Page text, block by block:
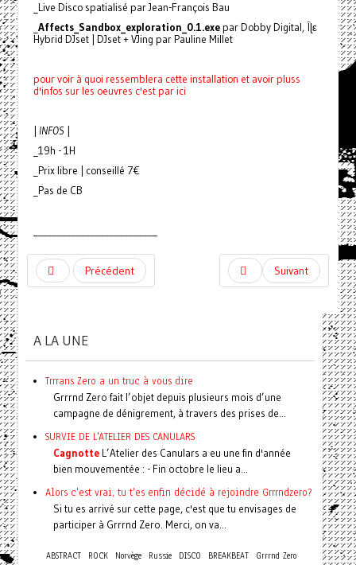
_Live Disco spatialisé par Jean-François Bau
Affects_Sandbox_exploration_0.1.exepar Dobby Digital, Îɭε
Hybrid DJset | DJset + VJing par Pauline Millet
pour voir à quoi ressemblera cette installation et avoir pluss
d'infos sur les oeuvres c'est par ici
INFOS|
_19h - 1H
_Prix libre | conseillé 7€
_Pas de CB
Précédent Suivant
A LA UNE
Trrrans Zero a un truc à vous dire
Grrrnd Zero fait l’objet depuis plusieurs mois d’une
campagne de dénigrement, à travers des prises de...
SURVIE DE L'ATELIER DES CANULARS
CagnotteL’Atelier des Canulars a eu une fin d'année
bien mouvementée : - Fin octobre le lieu a...
Alors c'est vrai, tu t'es enfin décidé à rejoindre Grrrndzero?
Si tu es arrivé sur cette page, c'est que tu envisages de
participer à Grrrnd Zero. Merci, on va...
ABSTRACT ROCK Norvège Russie DISCO BREAKBEAT Grrrnd Zero